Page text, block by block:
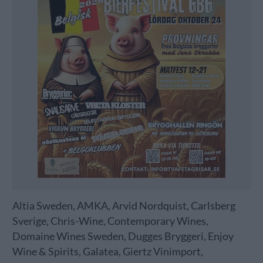
Altia Sweden, AMKA, Arvid Nordquist, Carlsberg
Sverige, Chris-Wine, Contemporary Wines,
Domaine Wines Sweden, Dugges Bryggeri, Enjoy
Wine & Spirits, Galatea, Giertz Vinimport,